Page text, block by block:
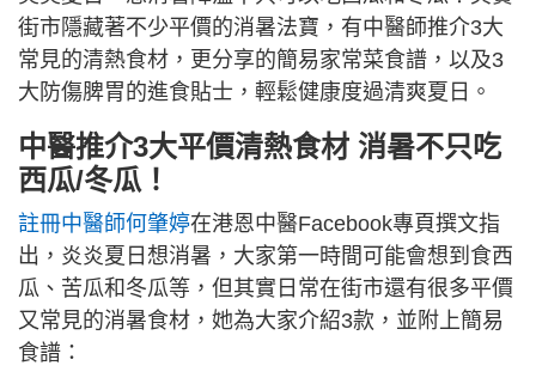
街市隱藏著不少平價的消暑法寶，有中醫師推介3大
常見的清熱食材，更分享的簡易家常菜食譜，以及3
大防傷脾胃的進食貼士，輕鬆健康度過清爽夏日。
中醫推介3大平價清熱食材 消暑不只吃
西瓜/冬瓜！
註冊中醫師何肇婷在港恩中醫Facebook專頁撰文指
出，炎炎夏日想消暑，大家第一時間可能會想到食西
瓜、苦瓜和冬瓜等，但其實日常在街市還有很多平價
又常見的消暑食材，她為大家介紹3款，並附上簡易
食譜：